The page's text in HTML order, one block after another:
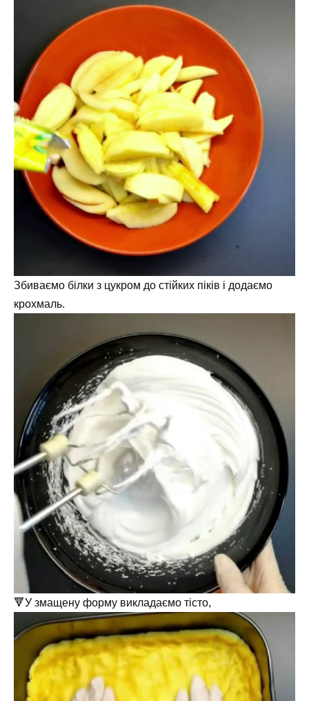
Збиваємо білки з цукром до стійких піків і додаємо
крохмаль.
🔻У змащену форму викладаємо тісто,